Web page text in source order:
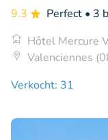
9.3 Perfect • 3
Hôtel Mercure
Valenciennes
Verkocht: 31